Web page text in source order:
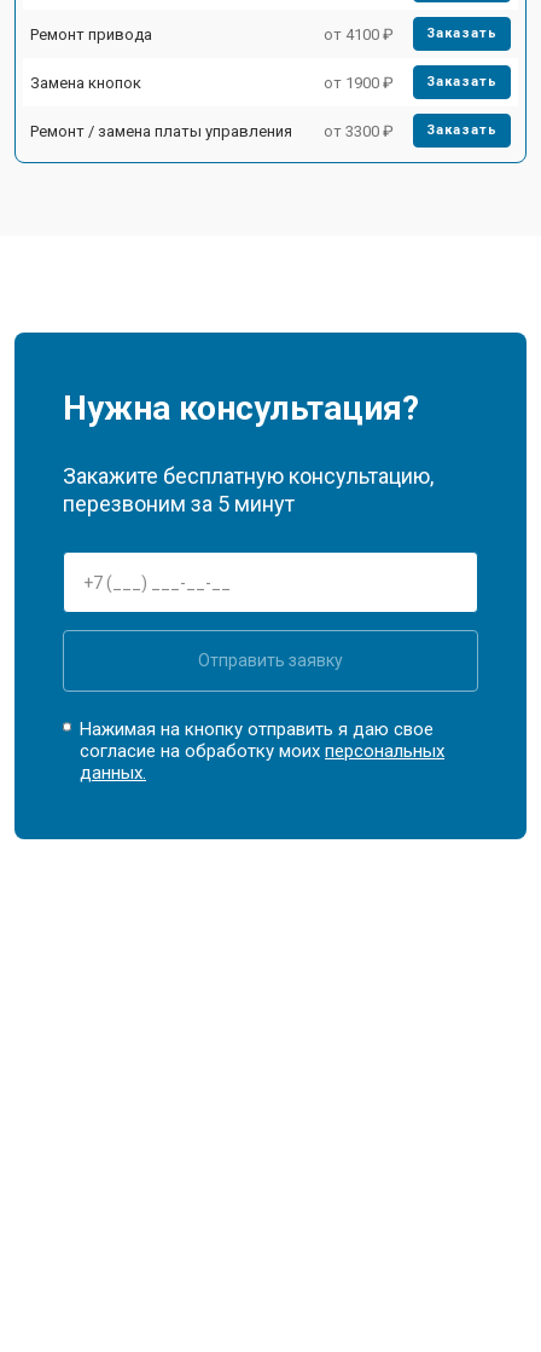
Ремонт привода от 4100 ₽ Заказать
Замена кнопок от 1900 ₽ Заказать
Ремонт / замена платы управления от 3300 ₽ Заказать
Нужна консультация?
Закажите бесплатную консультацию,
перезвоним за 5 минут
Отправить заявку
Нажимая на кнопку отправить я даю свое
согласие на обработку моихперсональных
данных.